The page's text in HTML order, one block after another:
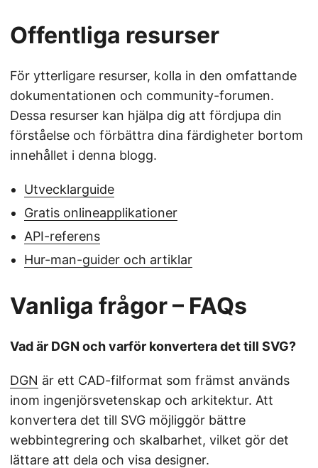
Offentliga resurser
För ytterligare resurser, kolla in den omfattande
dokumentationen och community-forumen.
Dessa resurser kan hjälpa dig att fördjupa din
förståelse och förbättra dina färdigheter bortom
innehållet i denna blogg.
Utvecklarguide
Gratis onlineapplikationer
API-referens
Hur-man-guider och artiklar
Vanliga frågor – FAQs
Vad är DGN och varför konvertera det till SVG?
DGN är ett CAD-filformat som främst används
inom ingenjörsvetenskap och arkitektur. Att
konvertera det till SVG möjliggör bättre
webbintegrering och skalbarhet, vilket gör det
lättare att dela och visa designer.